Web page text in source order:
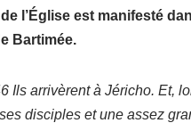
l’Église est manifesté
Bartimée.
Ils arrivèrent à Jéricho. Et,
disciples et une assez